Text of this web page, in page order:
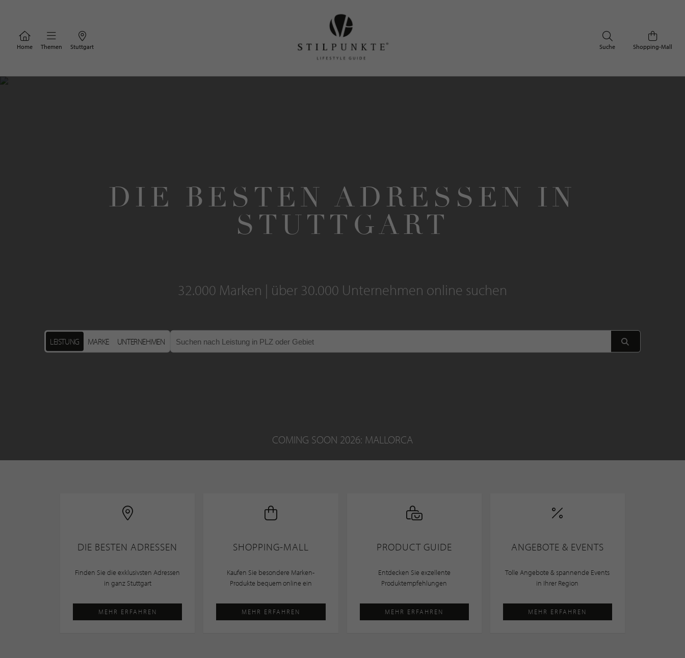
Home Themen Stuttgart Shopping-Mall
Suche
DIE BESTEN ADRESSEN IN
STUTTGART
32.000 Marken | über 30.000 Unternehmen online suchen
LEISTUNG MARKE UNTERNEHMEN
COMING SOON 2026: MALLORCA
DIE BESTEN ADRESSEN
Finden Sie die exklusivsten Adressen
in ganz Stuttgart
MEHR ERFAHREN
SHOPPING-MALL
Kaufen Sie besondere Marken-
Produkte bequem online ein
MEHR ERFAHREN
PRODUCT GUIDE
Entdecken Sie exzellente
Produktempfehlungen
MEHR ERFAHREN
ANGEBOTE & EVENTS
Tolle Angebote & spannende Events
in Ihrer Region
MEHR ERFAHREN